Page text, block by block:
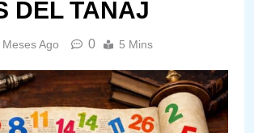
DEL TANAJ
Meses Ago 0 5 Mins